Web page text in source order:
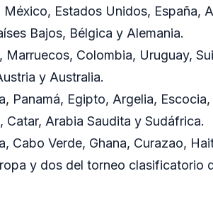
México, Estados Unidos, España,
Bajos, Bélgica y Alemania.
Marruecos, Colombia, Uruguay,
y Australia.
Panamá, Egipto, Argelia,
Catar, Arabia Saudita y Sudáfrica.
Cabo Verde, Ghana, Curazao,
y dos del torneo clasificatorio